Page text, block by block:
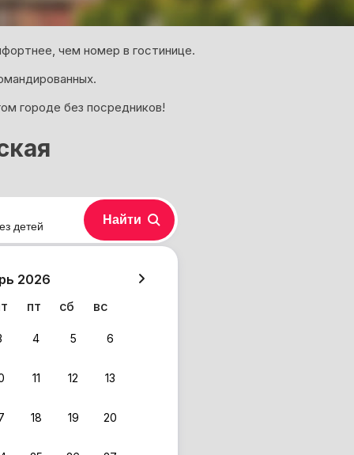
чем номер в гостинице.
городе без посредников!
2026
пт сб вс
4 5 6
11 12 13
18 19 20
детей Найти